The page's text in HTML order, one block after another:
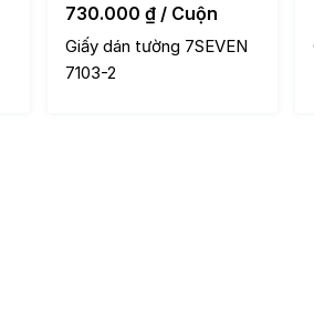
730.000 ₫ / Cuộn
Giấy dán tường 7SEVEN
7103-2